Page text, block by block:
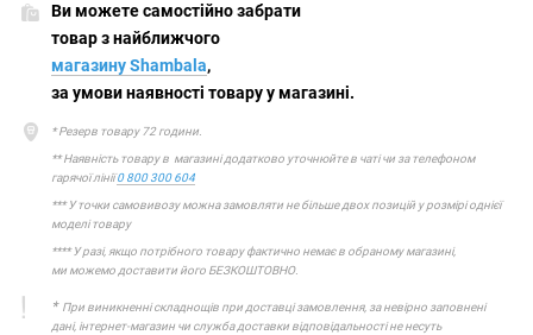
Ви можете самостійно забрати
товар з найближчого
магазину Shambala,
за умови наявності товару у магазині.
* Резерв товару 72 години.
** Наявність товару в магазині додатково уточнюйте в чаті чи за телефоном
гарячої лінії0 800 300 604
*** У точки самовивозу можна замовляти не більше двох позицій у розмірі однієї
моделі товару
**** У разі, якщо потрібного товару фактично немає в обраному магазині,
ми можемо доставити його БЕЗКОШТОВНО.
*При виникненні складнощів при доставці замовлення, за невірно заповнені
дані, інтернет-магазин чи служба доставки відповідальності не несуть